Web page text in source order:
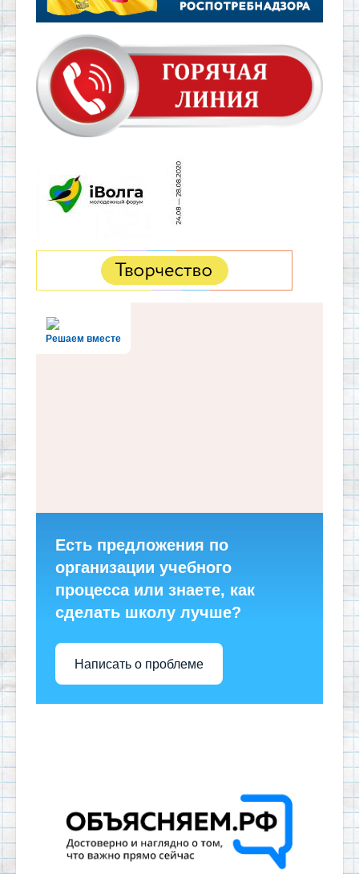
Решаем вместе
Есть предложения по
организации учебного
процесса или знаете, как
сделать школу лучше?
Написать о проблеме